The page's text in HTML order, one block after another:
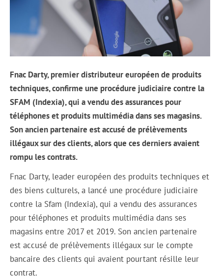
Fnac Darty, premier distributeur européen de produits
techniques, confirme une procédure judiciaire contre la
SFAM (Indexia), qui a vendu des assurances pour
téléphones et produits multimédia dans ses magasins.
Son ancien partenaire est accusé de prélèvements
illégaux sur des clients, alors que ces derniers avaient
rompu les contrats.
Fnac Darty, leader européen des produits techniques et
des biens culturels, a lancé une procédure judiciaire
contre la Sfam (Indexia), qui a vendu des assurances
pour téléphones et produits multimédia dans ses
magasins entre 2017 et 2019. Son ancien partenaire
est accusé de prélèvements illégaux sur le compte
bancaire des clients qui avaient pourtant résille leur
contrat.